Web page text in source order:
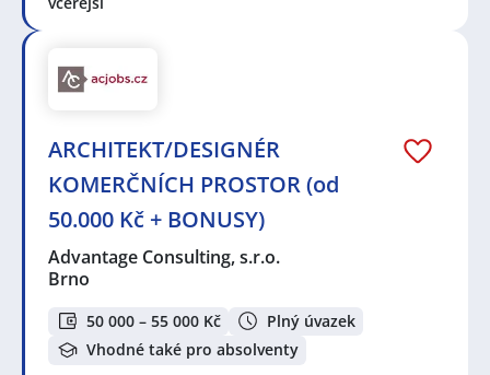
ARCHITEKT/DESIGNÉR
KOMERČNÍCH PROSTOR (od
50.000 Kč + BONUSY)
Advantage Consulting, s.r.o.
Brno
50 000 – 55 000 Kč
Plný úvazek
Vhodné také pro absolventy